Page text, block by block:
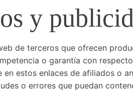
y
de terceros que ofrecen
o garantía con
estos enlaces de afiliados o
o errores que puedan